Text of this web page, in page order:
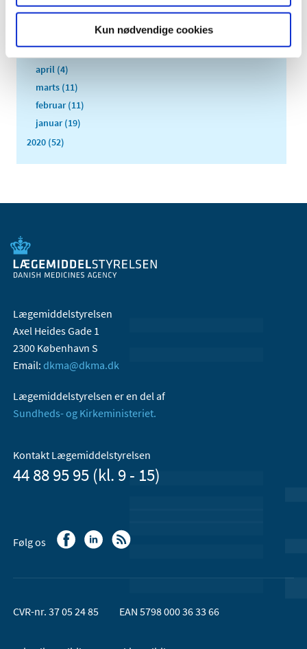
Kun nødvendige cookies
juli (8)
maj (6)
april (4)
marts (11)
februar (11)
januar (19)
2020 (52)
Lægemiddelstyrelsen
Axel Heides Gade 1
2300 København S
Email: dkma@dkma.dk
Lægemiddelstyrelsen er en del af
Sundheds- og Kirkeministeriet.
Kontakt Lægemiddelstyrelsen
44 88 95 95 (kl. 9 - 15)
Følg os
CVR-nr. 37 05 24 85 EAN 5798 000 36 33 66